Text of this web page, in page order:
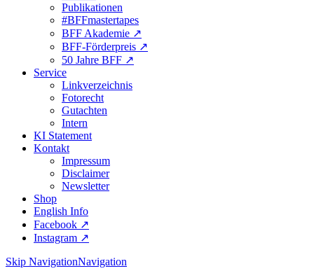
Publikationen
#BFFmastertapes
BFF Akademie ↗︎
BFF-Förderpreis ↗︎
50 Jahre BFF ↗︎
Service
Linkverzeichnis
Fotorecht
Gutachten
Intern
KI Statement
Kontakt
Impressum
Disclaimer
Newsletter
Shop
English Info
Facebook ↗︎
Instagram ↗︎
Skip NavigationNavigation